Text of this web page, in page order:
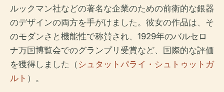
ルックマン社などの著名な企業のための前衛的な銀器
のデザインの両方を手がけました。彼女の作品は、そ
のモダンさと機能性で称賛され、1929年のバルセロ
ナ万国博覧会でのグランプリ受賞など、国際的な評価
を獲得しました（ シュタットパライ・シュトゥットガ
ルト ）。